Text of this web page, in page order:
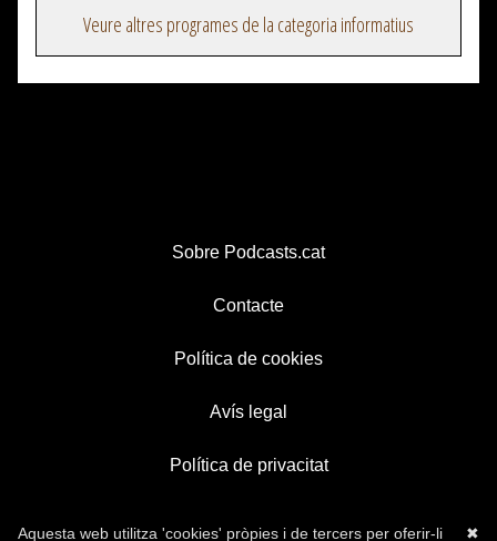
Veure altres programes de la categoria informatius
Sobre Podcasts.cat
Contacte
Política de cookies
Avís legal
Política de privacitat
✖
Aquesta web utilitza 'cookies' pròpies i de tercers per oferir-li